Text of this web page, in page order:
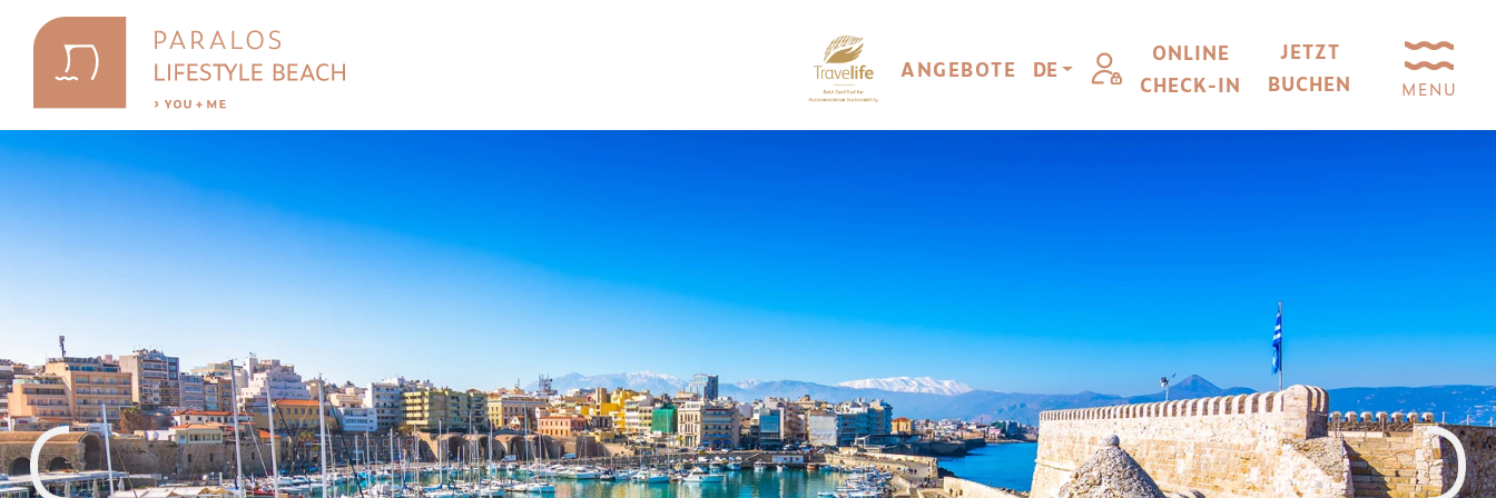
ANGEBOTE DE
ONLINE
CHECK-IN
JETZT
BUCHEN
MENU